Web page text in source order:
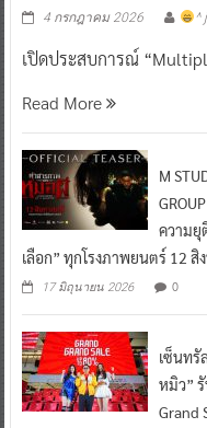
4 กรกฎาคม 2026 ^
เปิดประสบการณ์
Read More
M
ความยุ
เลือก” ทุกโรงภาพยนตร์ 12 สิ
17 มิถุนายน 2026 0
เซ็นทรั
หมิว”
Grand